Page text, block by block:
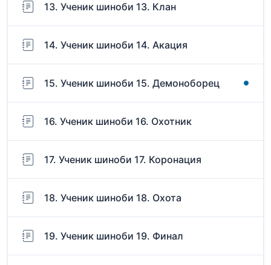
13. Ученик шиноби 13. Клан
14. Ученик шиноби 14. Акация
15. Ученик шиноби 15. Демоноборец
16. Ученик шиноби 16. Охотник
17. Ученик шиноби 17. Коронация
18. Ученик шиноби 18. Охота
19. Ученик шиноби 19. Финал